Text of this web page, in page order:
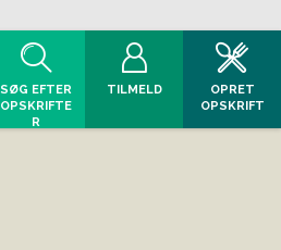
SØG EFTER
OPSKRIFTE
R
TILMELD
OPRET
OPSKRIFT